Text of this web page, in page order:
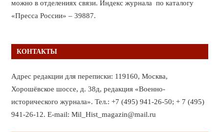
можно в отделениях связи. Индекс журнала по каталогу
«Пресса России» – 39887.
КОНТАКТЫ
Адрес редакции для переписки: 119160, Москва,
Хорошёвское шоссе, д. 38д, редакция «Военно-
исторического журнала». Тел.: +7 (495) 941-26-50; + 7 (495)
941-26-12. E-mail: Mil_Hist_magazin@mail.ru